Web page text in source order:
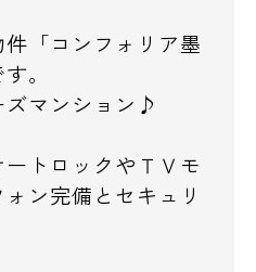
「コンフォリア墨
。
ズマンション♪
トロックやＴＶモ
ン完備とセキュリ